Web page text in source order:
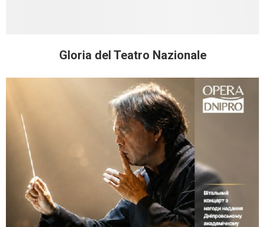
Gloria del Teatro Nazionale